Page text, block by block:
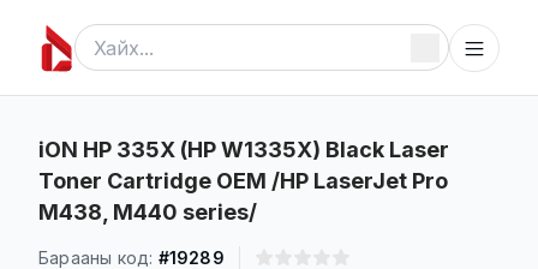
iON HP 335X (HP W1335X) Black Laser
Toner Cartridge OEM /HP LaserJet Pro
M438, M440 series/
Барааны код: #19289